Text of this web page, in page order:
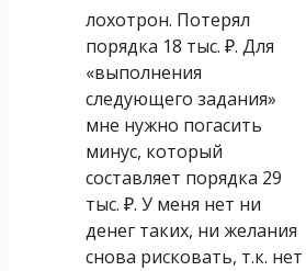
лохотрон. Потерял
порядка 18 тыс. ₽. Для
«выполнения
следующего задания»
мне нужно погасить
минус, который
составляет порядка 29
тыс. ₽. У меня нет ни
денег таких, ни желания
снова рисковать, т.к. нет